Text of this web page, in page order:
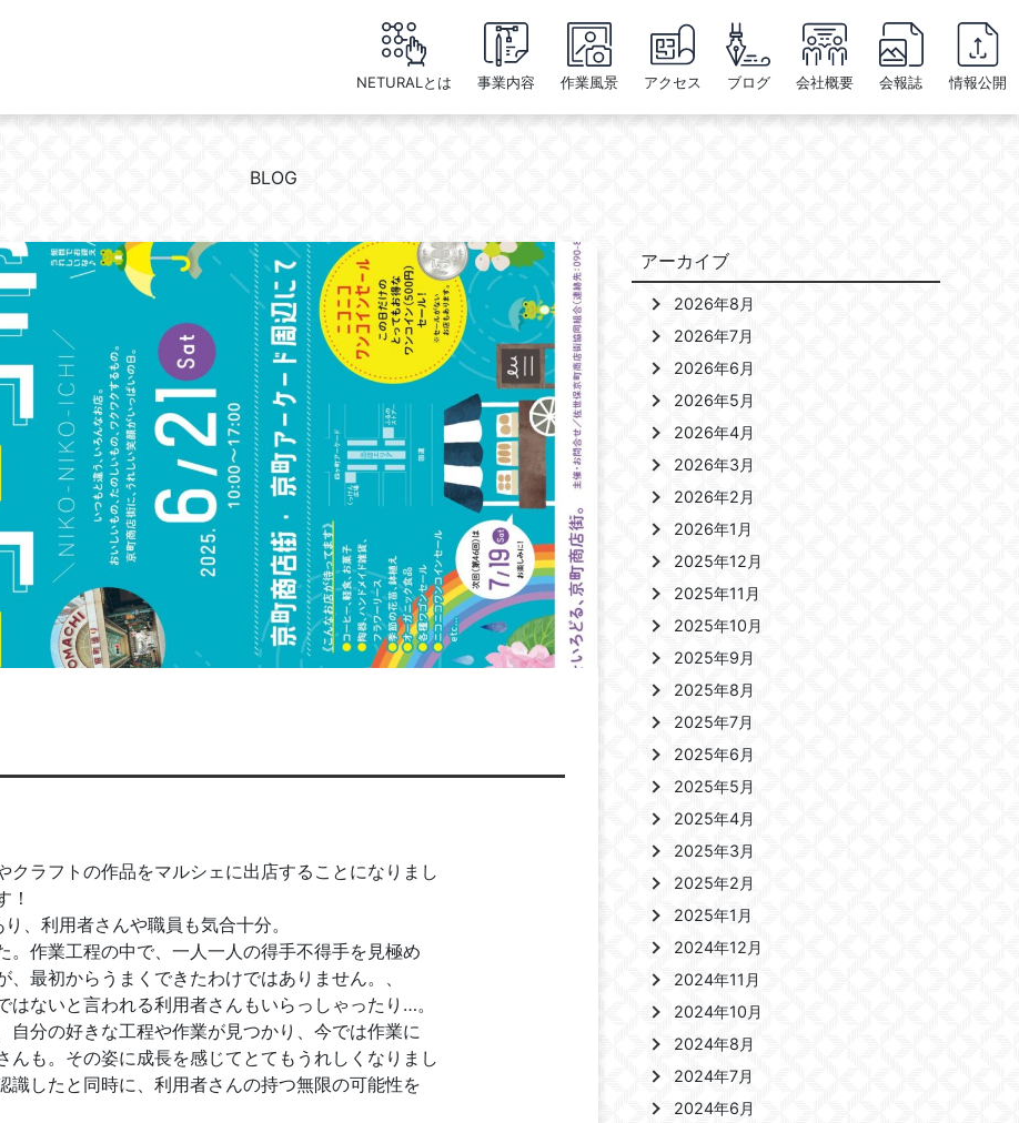
NETURALとは 事業内容 作業風景 アクセス ブログ 会社概要 会報誌 情報公開
BLOG
ラフトの作品をマルシェに出店することになりまし
！
、利用者さんや職員も気合十分。
。作業工程の中で、一人一人の得手不得手を見極め
最初からうまくできたわけではありません。、
ないと言われる利用者さんもいらっしゃったり…。
自分の好きな工程や作業が見つかり、今では作業に
も。その姿に成長を感じてとてもうれしくなりまし
識したと同時に、利用者さんの持つ無限の可能性を
アーカイブ
2026年8月
2026年7月
2026年6月
2026年5月
2026年4月
2026年3月
2026年2月
2026年1月
2025年12月
2025年11月
2025年10月
2025年9月
2025年8月
2025年7月
2025年6月
2025年5月
2025年4月
2025年3月
2025年2月
2025年1月
2024年12月
2024年11月
2024年10月
2024年8月
2024年7月
2024年6月